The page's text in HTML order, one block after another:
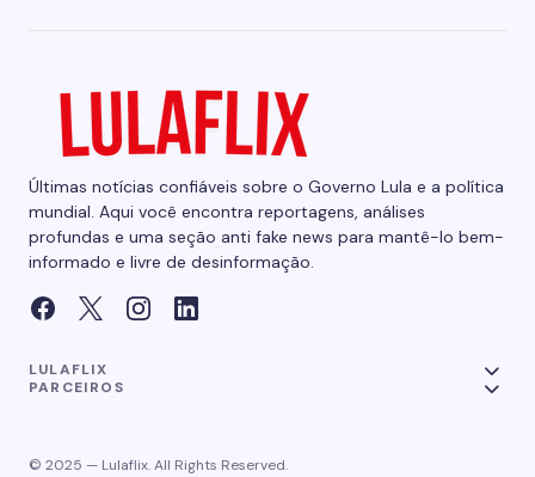
Últimas notícias confiáveis sobre o Governo Lula e a política
mundial. Aqui você encontra reportagens, análises
profundas e uma seção anti fake news para mantê-lo bem-
informado e livre de desinformação.
LULAFLIX
PARCEIROS
© 2025 — Lulaflix. All Rights Reserved.